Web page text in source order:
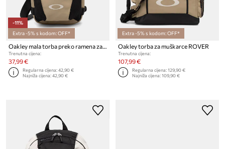
-11%
Extra -5% s kodom: OFF*
Oakley mala torba preko ramena za muškarce ROVER
Trenutna cijena:
37,99 €
Regularna cijena:42,90 €
Najniža cijena:42,90 €
Extra -5% s kodom: OFF*
Oakley torba za muškarce ROVER
Trenutna cijena:
107,99 €
Regularna cijena:129,90 €
Najniža cijena:109,90 €